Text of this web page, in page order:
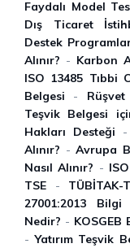
Faydalı Model
Dış Ticaret
Destek
Alınır? - Karbon
ISO 13485 Tıbbi
Belgesi -
Teşvik Belgesi
Hakları Desteği -
Alınır? - Avrupa
Nasıl Alınır? -
TSE - TÜBİTAK-
27001:2013
Nedir? - KOSGEB
-Yatırım Teşvik